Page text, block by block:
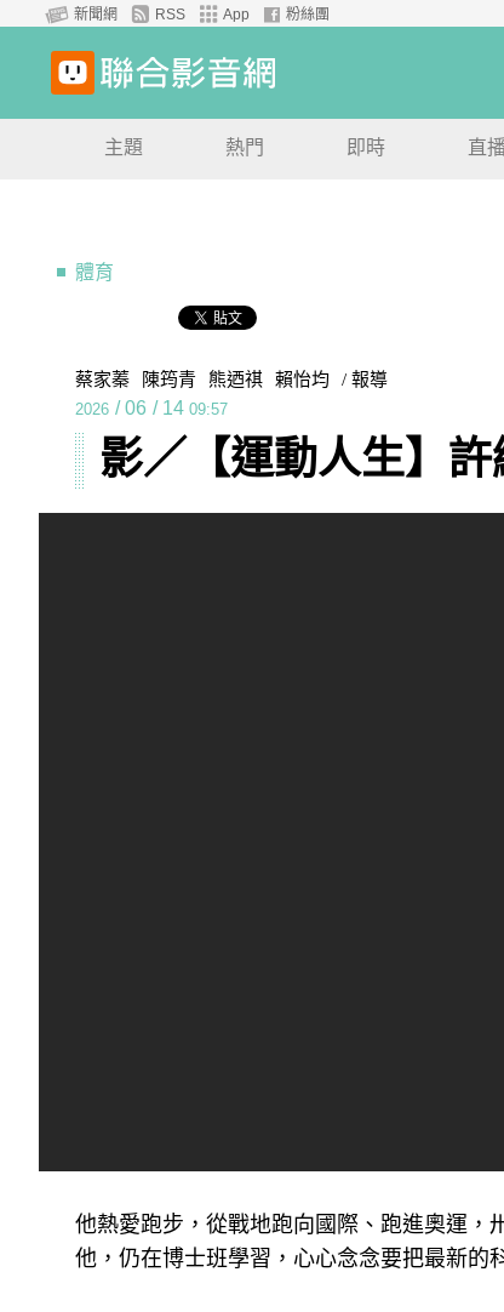
新聞網 RSS App 粉絲團
主題 熱門 即時 直
體育
蔡家蓁 陳筠青 熊迺祺 賴怡均 / 報導
2026 / 06 / 14 09:57
影／【運動人生】
他熱愛跑步，從戰地跑向國際、跑進奧運，
他，仍在博士班學習，心心念念要把最新的